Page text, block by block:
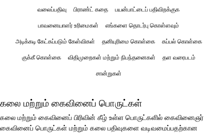
வலைப்பதிவு பிராண்ட் கதை பயன்பாட்டைப் பதிவிறக்குக
பாவனையாளர் உரிமைகள் எங்களை தொடர்பு கொள்ளவும்
அடிக்கடி கேட்கப்படும் கேள்விகள் தனியுரிமை கொள்கை கப்பல் கொள்கை
குக்கீ கொள்கை விதிமுறைகள் மற்றும் நிபந்தனைகள் தள வரைபடம்
சான்றுகள்
கலை மற்றும் கைவினைப் பொருட்கள்
கலை மற்றும் கைவினைப் பிரிவின் கீழ் உள்ள பொருட்களில் கைவினைஞர்
கைவினைப் பொருட்கள் மற்றும் கலை பதிவுகளை வடிவமைப்பதற்கான